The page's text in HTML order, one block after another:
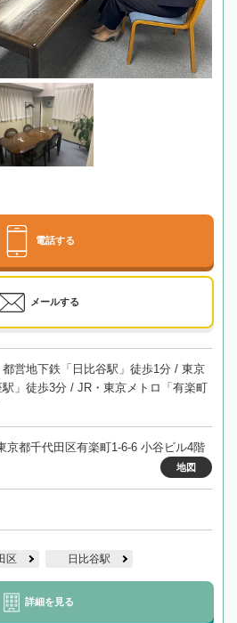
電話する
メールする
営地下鉄「日比谷駅」徒歩1分 / 東京
駅」徒歩3分 / JR・東京メトロ「有楽町
京都千代田区有楽町1-6-6 小谷ビル4階
地図
区 日比谷駅
詳細を見る